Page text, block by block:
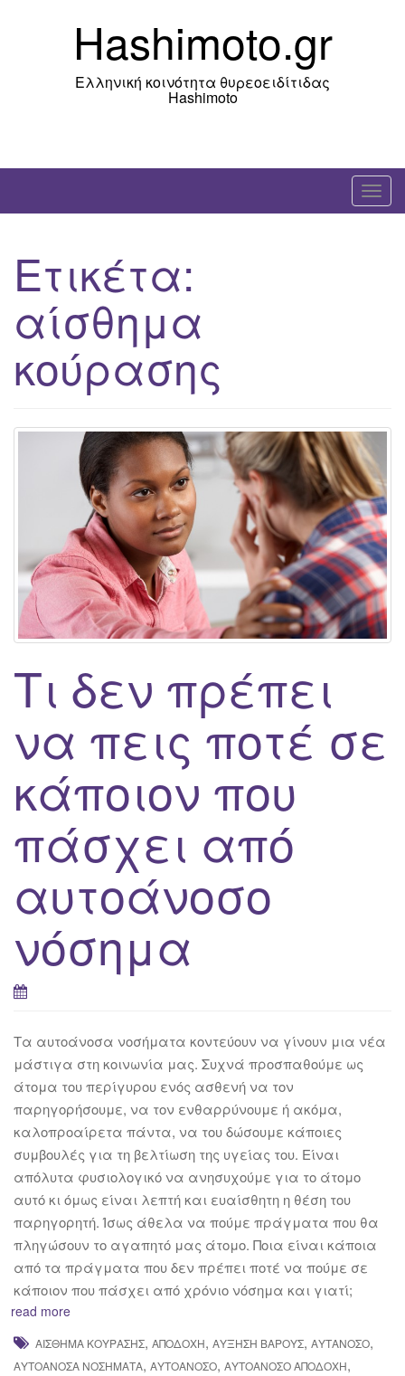
Hashimoto.gr
Ελληνική κοινότητα θυρεοειδίτιδας
Hashimoto
T
o
t
i
o
n
Ετικέτα:
αίσθημα
κούρασης
Τι δεν πρέπει
να πεις ποτέ σε
κάποιον που
πάσχει από
αυτοάνοσο
νόσημα
Τα αυτοάνοσα νοσήματα κοντεύουν να γίνουν μια νέα
μάστιγα στη κοινωνία μας. Συχνά προσπαθούμε ως
άτομα του περίγυρου ενός ασθενή να τον
παρηγορήσουμε, να τον ενθαρρύνουμε ή ακόμα,
καλοπροαίρετα πάντα, να του δώσουμε κάποιες
συμβουλές για τη βελτίωση της υγείας του. Είναι
απόλυτα φυσιολογικό να ανησυχούμε για το άτομο
αυτό κι όμως είναι λεπτή και ευαίσθητη η θέση του
παρηγορητή. Ίσως άθελα να πούμε πράγματα που θα
πληγώσουν το αγαπητό μας άτομο. Ποια είναι κάποια
από τα πράγματα που δεν πρέπει ποτέ να πούμε σε
κάποιον που πάσχει από χρόνιο νόσημα και γιατί;
read more
ΑΊΣΘΗΜΑ ΚΟΎΡΑΣΗΣ, ΑΠΟΔΟΧΉ, ΑΎΞΗΣΗ ΒΆΡΟΥΣ, ΑΥΤΆΝΟΣΟ,
ΑΥΤΟΆΝΟΣΑ ΝΟΣΉΜΑΤΑ, ΑΥΤΟΆΝΟΣΟ, ΑΥΤΟΆΝΟΣΟ ΑΠΟΔΟΧΉ,